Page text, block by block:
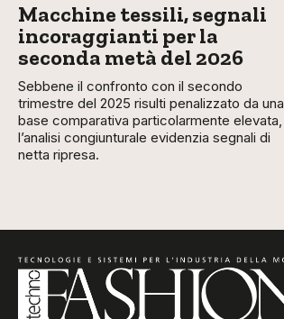
Macchine tessili, segnali
incoraggianti per la
seconda metà del 2026
Sebbene il confronto con il secondo
trimestre del 2025 risulti penalizzato da una
base comparativa particolarmente elevata,
l’analisi congiunturale evidenzia segnali di
netta ripresa.